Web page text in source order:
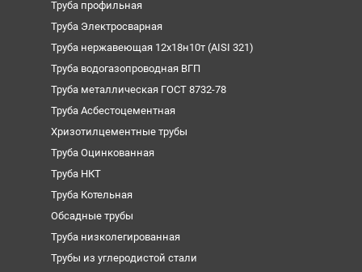
Труба профильная
Труба Электросварная
Труба нержавеющая 12х18н10т (AISI 321)
Труба водогазопроводная ВГП
Труба металлическая ГОСТ 8732-78
Труба Асбестоцементная
Хризотилцементные трубы
Труба Оцинкованная
Труба НКТ
Труба Котельная
Обсадные трубы
Труба низколегированная
Трубы из углеродистой стали